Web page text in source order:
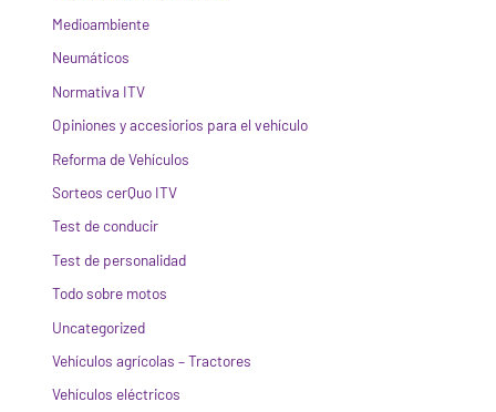
Medioambiente
Neumáticos
Normativa ITV
Opiniones y accesiorios para el vehículo
Reforma de Vehículos
Sorteos cerQuo ITV
Test de conducir
Test de personalidad
Todo sobre motos
Uncategorized
Vehículos agrícolas – Tractores
Vehículos eléctricos